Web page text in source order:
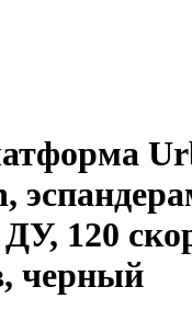
120
черный